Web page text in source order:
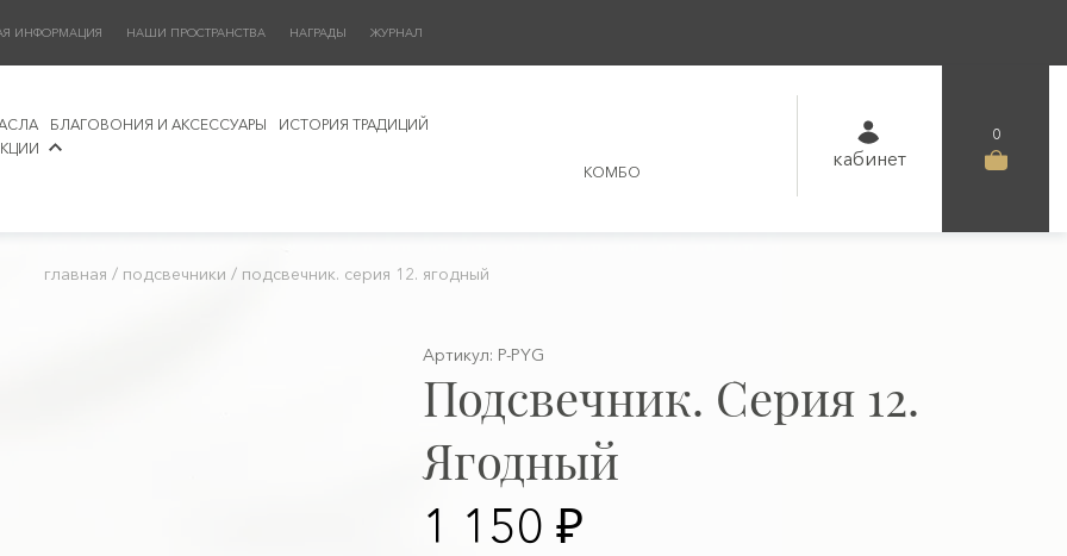
ИНФОРМАЦИЯ НАШИ ПРОСТРАНСТВА НАГРАДЫ ЖУРНАЛ
БЛАГОВОНИЯ И АКСЕССУАРЫ
ИСТОРИЯ ТРАДИЦИЙ
КОМБО
кабинет
0
главная / подсвечники / подсвечник. серия 12. ягодный
Артикул: P-PYG
Подсвечник. Серия 12.
Ягодный
1 150 ₽